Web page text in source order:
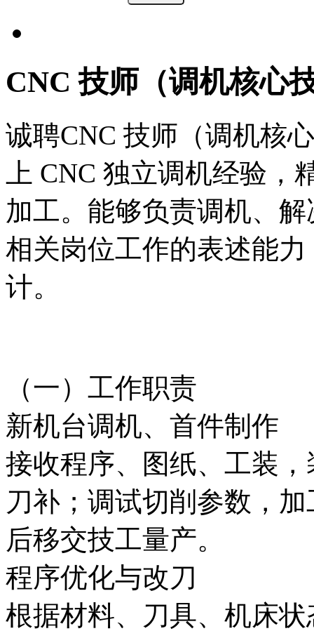
CNC 技师（调机核心
诚聘CNC 技师（调机核
上 CNC 独立调机经验
加工。能够负责调机、
相关岗位工作的表述能力
计。
（一）工作职责
新机台调机、首件制作
接收程序、图纸、工装
刀补；调试切削参数，
后移交技工量产。
程序优化与改刀
根据材料、刀具、机床